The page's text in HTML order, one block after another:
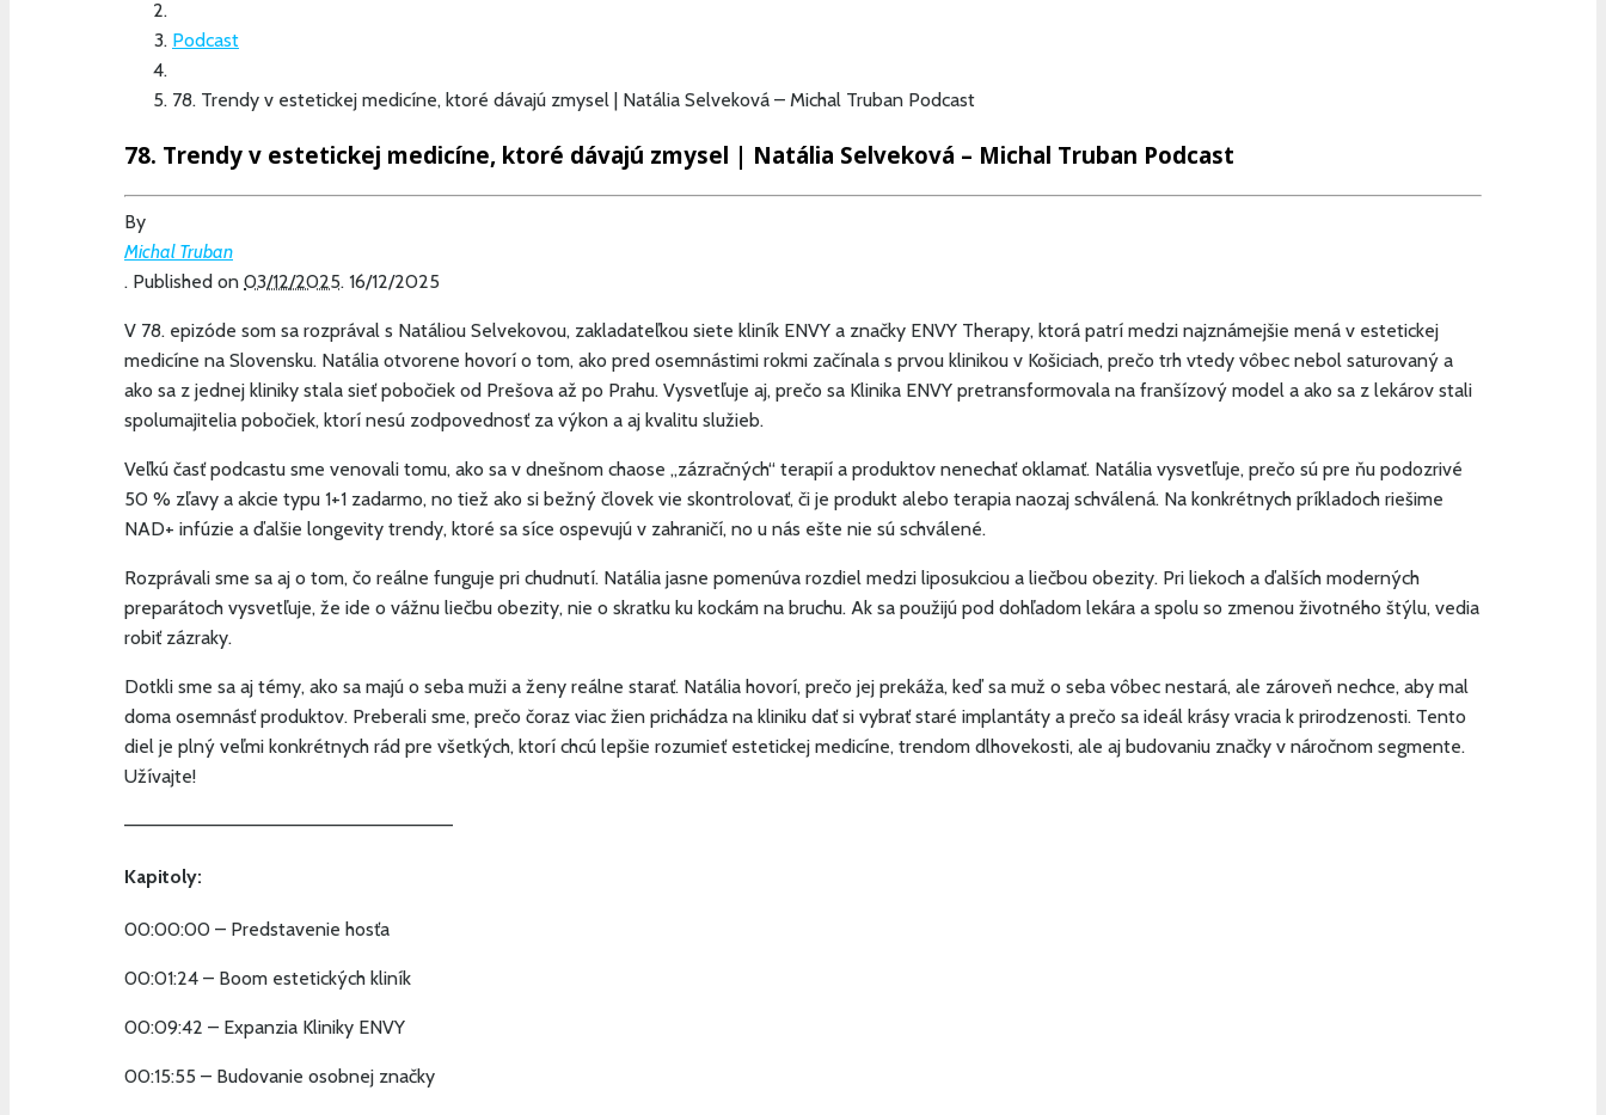
Podcast
78. Trendy v estetickej medicíne, ktoré dávajú zmysel | Natália Selveková – Michal Truban Podcast
78. Trendy v estetickej medicíne, ktoré dávajú zmysel | Natália Selveková – Michal Truban Podcast
By
Michal Truban
. Published on 03/12/2025. 16/12/2025
V 78. epizóde som sa rozprával s Natáliou Selvekovou, zakladateľkou siete kliník ENVY a značky ENVY Therapy, ktorá patrí medzi najznámejšie mená v estetickej
medicíne na Slovensku. Natália otvorene hovorí o tom, ako pred osemnástimi rokmi začínala s prvou klinikou v Košiciach, prečo trh vtedy vôbec nebol saturovaný a
ako sa z jednej kliniky stala sieť pobočiek od Prešova až po Prahu. Vysvetľuje aj, prečo sa Klinika ENVY pretransformovala na franšízový model a ako sa z lekárov stali
spolumajitelia pobočiek, ktorí nesú zodpovednosť za výkon a aj kvalitu služieb.
Veľkú časť podcastu sme venovali tomu, ako sa v dnešnom chaose „zázračných“ terapií a produktov nenechať oklamať. Natália vysvetľuje, prečo sú pre ňu podozrivé
50 % zľavy a akcie typu 1+1 zadarmo, no tiež ako si bežný človek vie skontrolovať, či je produkt alebo terapia naozaj schválená. Na konkrétnych príkladoch riešime
NAD+ infúzie a ďalšie longevity trendy, ktoré sa síce ospevujú v zahraničí, no u nás ešte nie sú schválené.
Rozprávali sme sa aj o tom, čo reálne funguje pri chudnutí. Natália jasne pomenúva rozdiel medzi liposukciou a liečbou obezity. Pri liekoch a ďalších moderných
preparátoch vysvetľuje, že ide o vážnu liečbu obezity, nie o skratku ku kockám na bruchu. Ak sa použijú pod dohľadom lekára a spolu so zmenou životného štýlu, vedia
robiť zázraky.
Dotkli sme sa aj témy, ako sa majú o seba muži a ženy reálne starať. Natália hovorí, prečo jej prekáža, keď sa muž o seba vôbec nestará, ale zároveň nechce, aby mal
doma osemnásť produktov. Preberali sme, prečo čoraz viac žien prichádza na kliniku dať si vybrať staré implantáty a prečo sa ideál krásy vracia k prirodzenosti. Tento
diel je plný veľmi konkrétnych rád pre všetkých, ktorí chcú lepšie rozumieť estetickej medicíne, trendom dlhovekosti, ale aj budovaniu značky v náročnom segmente.
Užívajte!
—————————————————————————
Kapitoly:
00:00:00 – Predstavenie hosťa
00:01:24 – Boom estetických kliník
00:09:42 – Expanzia Kliniky ENVY
00:15:55 – Budovanie osobnej značky